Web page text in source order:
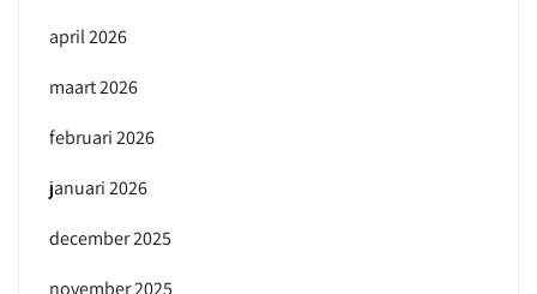
april 2026
maart 2026
februari 2026
januari 2026
december 2025
november 2025